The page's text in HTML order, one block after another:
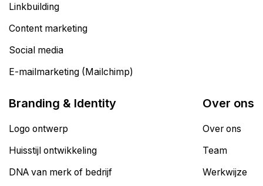
Linkbuilding
Content marketing
Social media
E-mailmarketing (Mailchimp)
Branding & Identity
Logo ontwerp
Huisstijl ontwikkeling
DNA van merk of bedrijf
Over ons
Over ons
Team
Werkwijze